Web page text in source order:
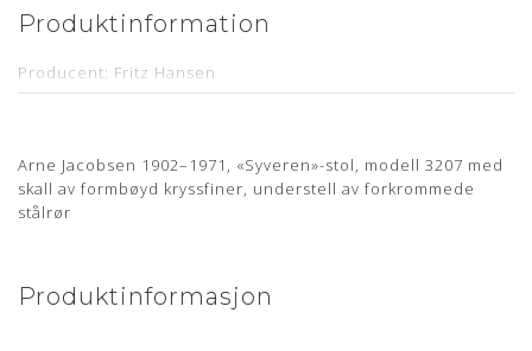
Produktinformation
Producent: Fritz Hansen
Sædehøjde: 44,5 cm - med mulighed for benforlængelse
Armlænshøjde: Ca. 68,5 cm (uden benforlængelse)
Stand: Renoveret, originalt møbel, som er nypolstret hos
egen møbelpolstrer. Læs mere her
Arne Jacobsen 1902–1971, «Syveren»-stol, modell 3207 med
skall av formbøyd kryssfiner, understell av forkrommede
stålrør
Produktinformasjon